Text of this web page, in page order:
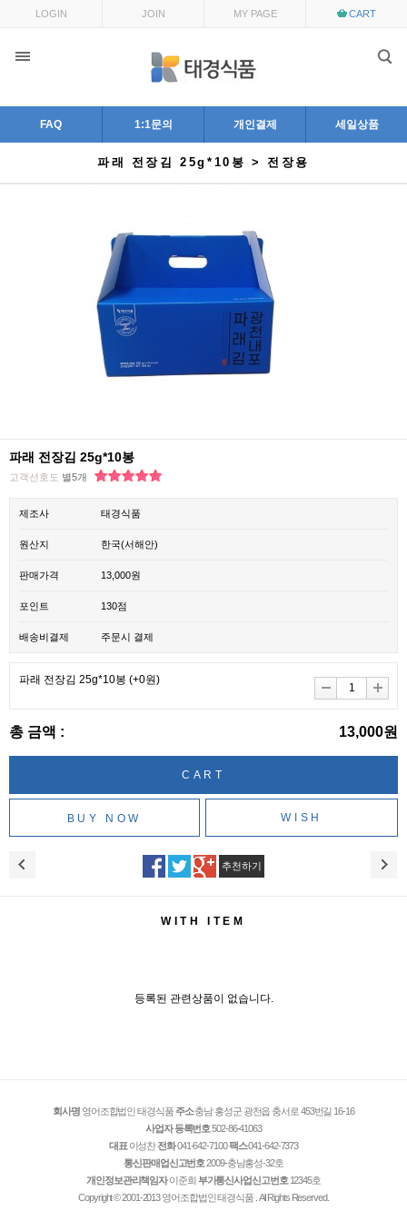
LOGIN JOIN MY PAGE CART
FAQ 1:1문의 개인결제 세일상품
파래 전장김 25g*10봉 > 전장용
파래 전장김 25g*10봉
고객선호도 별5개
제조사 태경식품
원산지 한국(서해안)
판매가격 13,000원
포인트 130점
배송비결제 주문시 결제
파래 전장김 25g*10봉 (+0원)
총 금액 : 13,000원
WISH
추천하기
WITH ITEM
등록된 관련상품이 없습니다.
회사명영어조합법인 태경식품 주소충남 홍성군 광천읍 충서로 453번길 16-16
사업자 등록번호502-86-41063
대표이성찬 전화041-642-7100팩스041-642-7373
통신판매업신고번호2009-충남홍성-32호
개인정보관리책임자이준희부가통신사업신고번호12345호
Copyright © 2001-2013 영어조합법인 태경식품 . All Rights Reserved.